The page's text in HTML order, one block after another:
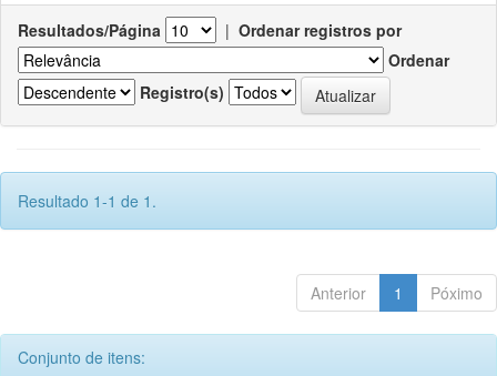
Resultados/Página | Ordenar registros por
Ordenar
Registro(s)
Resultado 1-1 de 1.
Anterior 1 Póximo
Conjunto de itens: